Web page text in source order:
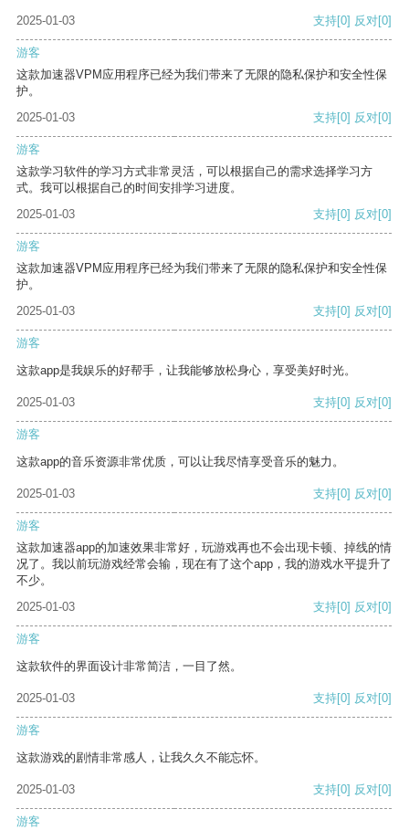
2025-01-03 支持[0] 反对[0]
游客
这款加速器VPM应用程序已经为我们带来了无限的隐私保护和安全性保
护。
2025-01-03
支持[0] 反对[0]
游客
这款学习软件的学习方式非常灵活，可以根据自己的需求选择学习方
式。我可以根据自己的时间安排学习进度。
2025-01-03
支持[0] 反对[0]
游客
这款加速器VPM应用程序已经为我们带来了无限的隐私保护和安全性保
护。
2025-01-03
支持[0] 反对[0]
游客
这款app是我娱乐的好帮手，让我能够放松身心，享受美好时光。
2025-01-03 支持[0] 反对[0]
游客
这款app的音乐资源非常优质，可以让我尽情享受音乐的魅力。
2025-01-03 支持[0] 反对[0]
游客
这款加速器app的加速效果非常好，玩游戏再也不会出现卡顿、掉线的情
况了。我以前玩游戏经常会输，现在有了这个app，我的游戏水平提升了
不少。
2025-01-03
支持[0] 反对[0]
游客
这款软件的界面设计非常简洁，一目了然。
2025-01-03 支持[0] 反对[0]
游客
这款游戏的剧情非常感人，让我久久不能忘怀。
2025-01-03 支持[0] 反对[0]
游客